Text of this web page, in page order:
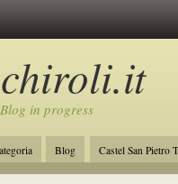
Blog in progress
Blog
Castel San Pietro
Lavoro Initiative of Change